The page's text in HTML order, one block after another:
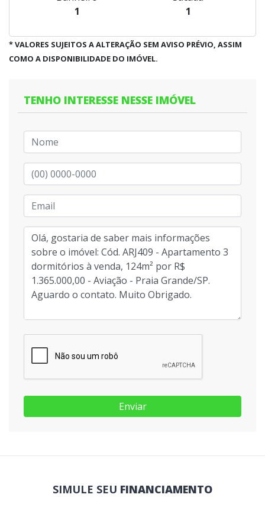
1
1
* VALORES SUJEITOS A ALTERAÇÃO SEM AVISO PRÉVIO, ASSIM
COMO A DISPONIBILIDADE DO IMÓVEL.
TENHO INTERESSE NESSE IMÓVEL
Enviar
SIMULE SEU FINANCIAMENTO